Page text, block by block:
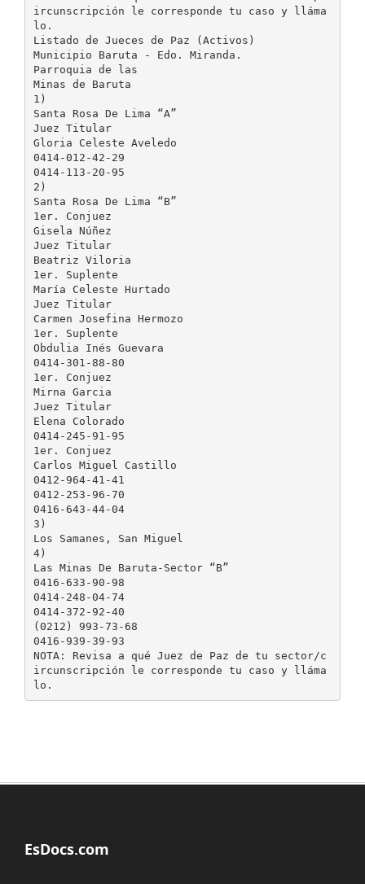
ircunscripción le corresponde tu caso y lláma
lo.
Listado de Jueces de Paz (Activos)
Municipio Baruta - Edo. Miranda.
Parroquia de las
Minas de Baruta
1)
Santa Rosa De Lima “A”
Juez Titular
Gloria Celeste Aveledo
0414-012-42-29
0414-113-20-95
2)
Santa Rosa De Lima “B”
1er. Conjuez
Gisela Núñez
Juez Titular
Beatriz Viloria
1er. Suplente
María Celeste Hurtado
Juez Titular
Carmen Josefina Hermozo
1er. Suplente
Obdulia Inés Guevara
0414-301-88-80
1er. Conjuez
Mirna Garcia
Juez Titular
Elena Colorado
0414-245-91-95
1er. Conjuez
Carlos Miguel Castillo
0412-964-41-41
0412-253-96-70
0416-643-44-04
3)
Los Samanes, San Miguel
4)
Las Minas De Baruta-Sector “B”
0416-633-90-98
0414-248-04-74
0414-372-92-40
(0212) 993-73-68
0416-939-39-93
NOTA: Revisa a qué Juez de Paz de tu sector/c
ircunscripción le corresponde tu caso y lláma
EsDocs.com